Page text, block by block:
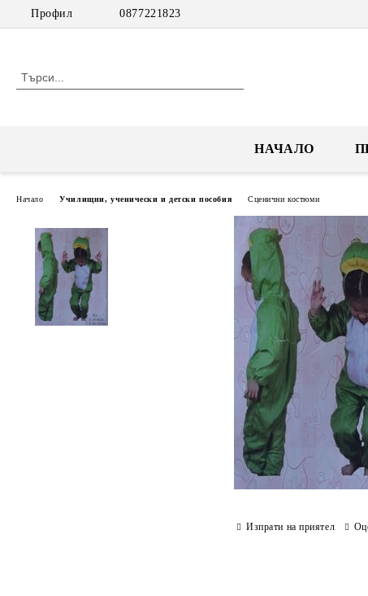
Профил 0877221823
НАЧАЛО
Начало Училищни, ученически и детски пособия Сценични костюми
Изпрати на приятел